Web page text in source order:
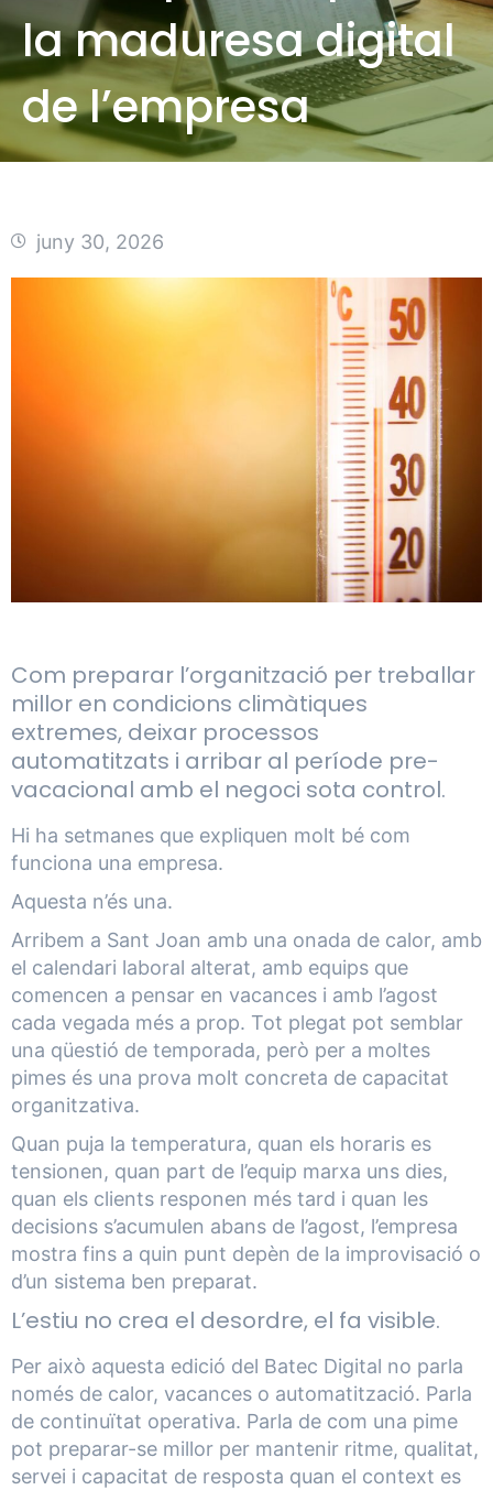
la maduresa digital
de l’empresa
juny 30, 2026
Com preparar l’organització per treballar
millor en condicions climàtiques
extremes, deixar processos
automatitzats i arribar al període pre-
vacacional amb el negoci sota control.
Hi ha setmanes que expliquen molt bé com
funciona una empresa.
Aquesta n’és una.
Arribem a Sant Joan amb una onada de calor, amb
el calendari laboral alterat, amb equips que
comencen a pensar en vacances i amb l’agost
cada vegada més a prop. Tot plegat pot semblar
una qüestió de temporada, però per a moltes
pimes és una prova molt concreta de capacitat
organitzativa.
Quan puja la temperatura, quan els horaris es
tensionen, quan part de l’equip marxa uns dies,
quan els clients responen més tard i quan les
decisions s’acumulen abans de l’agost, l’empresa
mostra fins a quin punt depèn de la improvisació o
d’un sistema ben preparat.
L’estiu no crea el desordre, el fa visible.
Per això aquesta edició del Batec Digital no parla
només de calor, vacances o automatització. Parla
de continuïtat operativa. Parla de com una pime
pot preparar-se millor per mantenir ritme, qualitat,
servei i capacitat de resposta quan el context es